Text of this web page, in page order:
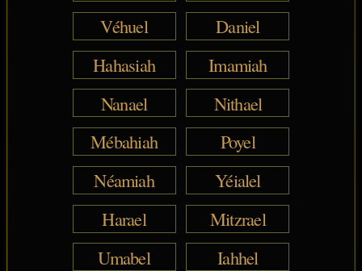
Véhuel
Daniel
Hahasiah
Imamiah
Nanael
Nithael
Mébahiah
Poyel
Néamiah
Yéialel
Harael
Mitzrael
Umabel
Iahhel